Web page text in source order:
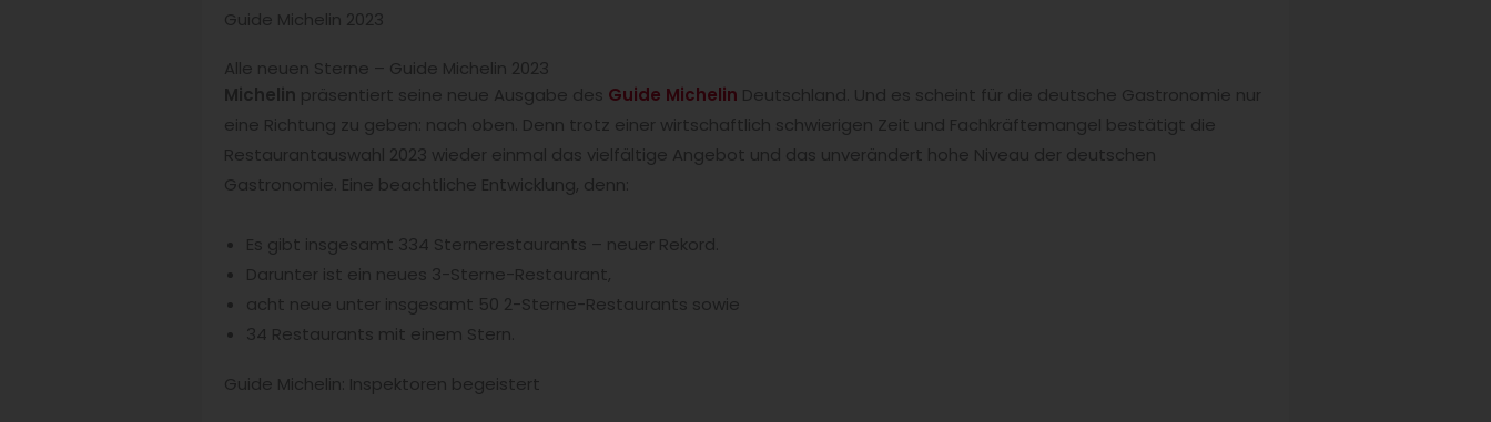
Guide Michelin 2023
Alle neuen Sterne – Guide Michelin 2023
Michelin präsentiert seine neue Ausgabe des Guide Michelin Deutschland. Und es scheint für die deutsche Gastronomie nur
eine Richtung zu geben: nach oben. Denn trotz einer wirtschaftlich schwierigen Zeit und Fachkräftemangel bestätigt die
Restaurantauswahl 2023 wieder einmal das vielfältige Angebot und das unverändert hohe Niveau der deutschen
Gastronomie. Eine beachtliche Entwicklung, denn:
Es gibt insgesamt 334 Sternerestaurants – neuer Rekord.
Darunter ist ein neues 3-Sterne-Restaurant,
acht neue unter insgesamt 50 2-Sterne-Restaurants sowie
34 Restaurants mit einem Stern.
Guide Michelin: Inspektoren begeistert